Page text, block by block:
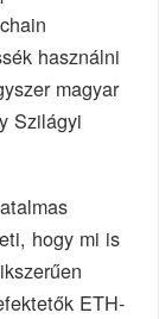
használni
magyar
Szilágyi
hogy mi is
ETH-